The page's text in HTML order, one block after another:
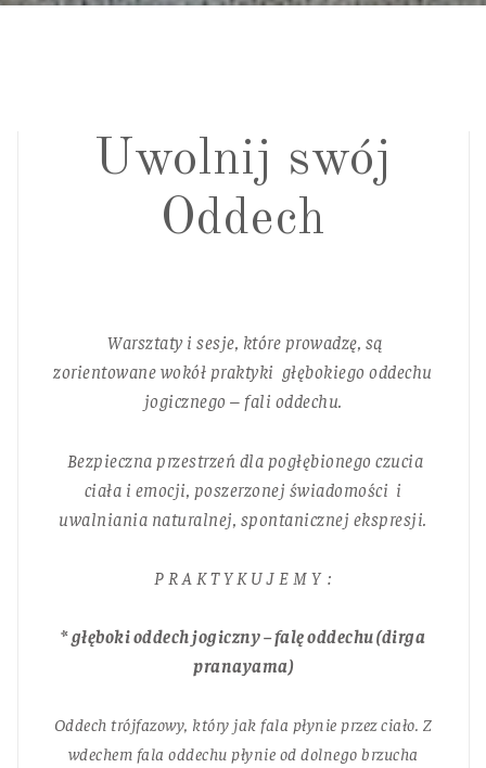
Uwolnij swój
Oddech
Warsztaty i sesje, które prowadzę, są
zorientowane wokół praktyki głębokiego oddechu
jogicznego – fali oddechu.
Bezpieczna przestrzeń dla pogłębionego czucia
ciała i emocji, poszerzonej świadomości i
uwalniania naturalnej, spontanicznej ekspresji.
P R A K T Y K U J E M Y :
* głęboki oddech jogiczny – falę oddechu (dirga
pranayama)
Oddech trójfazowy, który jak fala płynie przez ciało. Z
wdechem fala oddechu płynie od dolnego brzucha